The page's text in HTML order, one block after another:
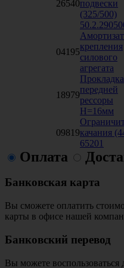
26540подвески
(325/500)
04195
крепления
силового
агрегата
18979
Прокладка
передней
рессоры
H=16мм
09819качания
65201
Оплата
Банковская карта
Вы сможете оплатить
карты в офисе нашей
Банковский перевод
Вы можете